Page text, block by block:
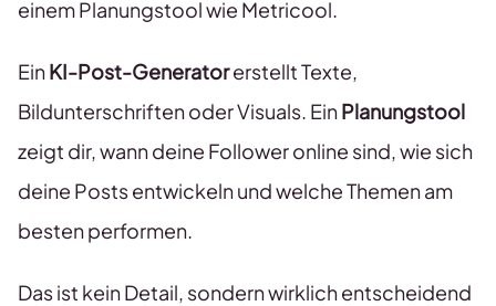
einem Planungstool wie Metricool.
EinKI-Post-Generatorerstellt Texte,
Bildunterschriften oder Visuals. EinPlanungstool
zeigt dir, wann deine Follower online sind, wie sich
deine Posts entwickeln und welche Themen am
besten performen.
Das ist kein Detail, sondern wirklich entscheidend